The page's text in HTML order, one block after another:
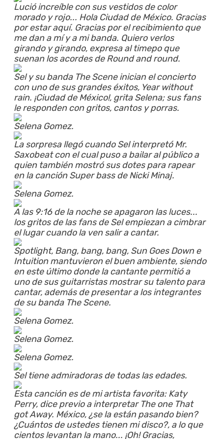
Lució increíble con sus vestidos de color
morado y rojo... Hola Ciudad de México. Gracias
por estar aquí. Gracias por el recibimiento que
me dan a mí y a mi banda. Quiero verlos
girando y girando, expresa al timepo que
suenan los acordes de Round and round.
Sel y su banda The Scene inician el concierto
con uno de sus grandes éxitos, Year without
rain. ¡Ciudad de México!, grita Selena; sus fans
le responden con gritos, cantos y porras.
Selena Gomez.
La sorpresa llegó cuando Sel interpretó Mr.
Saxobeat con el cual puso a bailar al público a
quien también mostró sus dotes para rapear
en la canción Super bass de Nicki Minaj.
Selena Gomez.
A las 9:16 de la noche se apagaron las luces...
los gritos de las fans de Sel empiezan a cimbrar
el lugar cuando la ven salir a cantar.
Spotlight, Bang, bang, bang, Sun Goes Down e
Intuition mantuvieron el buen ambiente, siendo
en este último donde la cantante permitió a
uno de sus guitarristas mostrar su talento para
cantar, además de presentar a los integrantes
de su banda The Scene.
Selena Gomez.
Selena Gomez.
Selena Gomez.
Sel tiene admiradoras de todas las edades.
Esta canción es de mi artista favorita: Katy
Perry, dice previo a interpretar The one That
got Away. México, ¿se la están pasando bien?
¿Cuántos de ustedes tienen mi disco?, a lo que
cientos levantan la mano... ¡Oh! Gracias,